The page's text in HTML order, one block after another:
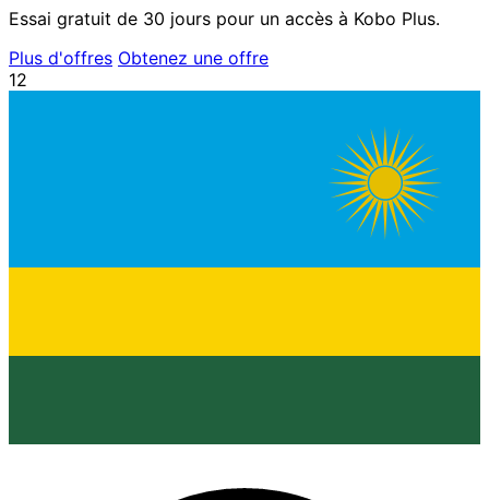
Essai gratuit de 30 jours pour un accès à Kobo Plus.
Plus d'offres Obtenez une offre
12